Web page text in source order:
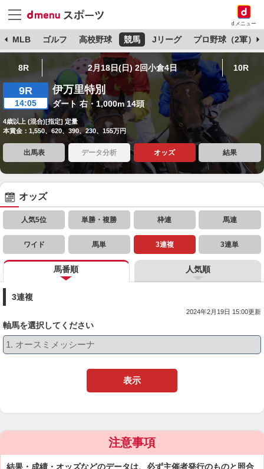
dメニュー
MLB ゴルフ 高校野球 競馬 Jリーグ プロ野球（2軍）
8R 2月18日(日) 2回小倉4日 10R
9R
14:05
伊万里特別
ダート 右・1,000m 14頭
4歳以上 (混合)[指定] 定量
本賞金：1,550、620、390、230、155万円
出馬表 データ分析 オッズ 結果
オッズ
人気5位 単勝・複勝 枠連 馬連
ワイド 馬単 3連複 3連単
馬番順 人気順
3連複
2024年2月19日 15:00更新
軸馬を選択してください
表示
注意事項
結果・成績・オッズなどのデータは、必ず主催者発行のものと照合